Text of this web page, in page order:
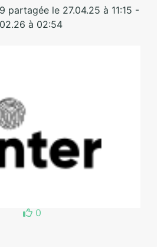
partagée le 27.04.25 à 11:15 -
à 02:54
0